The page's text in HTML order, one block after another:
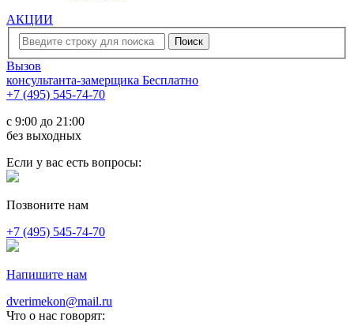
АКЦИИ
Вызов
консультанта-замерщика Бесплатно
+7 (495) 545-74-70
c 9:00 до 21:00
без выходных
Если у вас есть вопросы:
Позвоните нам
+7 (495) 545-74-70
Напишите нам
dverimekon@mail.ru
Что о нас говорят: